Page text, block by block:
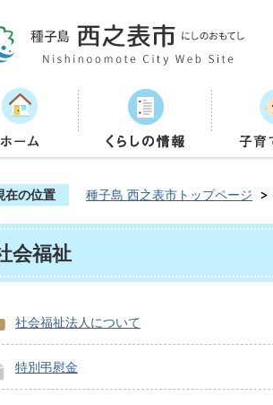
在の位置 種子島 西之表市トップページ
会福祉
社会福祉法人について
特別弔慰金